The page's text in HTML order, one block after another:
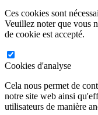
Ces cookies sont
Veuillez noter que vous
de cookie est accepté.
Cookies d'analyse
Cela nous permet de
notre site web ainsi
utilisateurs de manière